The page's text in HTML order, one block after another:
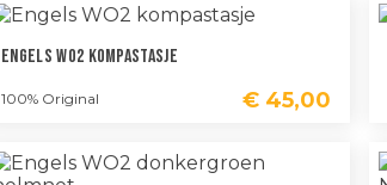
Engels WO2 Kompastasje
100% Original € 45,00